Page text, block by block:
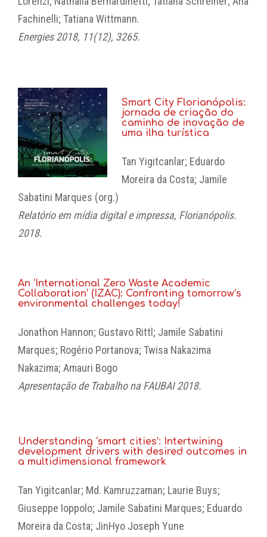
Fachinelli; Tatiana Wittmann.
Energies 2018, 11(12), 3265.
Smart City Florianópolis:
jornada de criação do
caminho de inovação de
uma ilha turística
Tan Yigitcanlar; Eduardo
Moreira da Costa; Jamile
Sabatini Marques (org.)
Relatório em mídia digital e impressa, Florianópolis.
2018.
An ‘International Zero Waste Academic
Collaboration’ (IZAC): Confronting tomorrow’s
environmental challenges today!
Jonathon Hannon; Gustavo Rittl; Jamile Sabatini
Marques; Rogério Portanova; Twisa Nakazima
Nakazima; Amauri Bogo
Apresentação de Trabalho na FAUBAI 2018.
Understanding ‘smart cities’: Intertwining
development drivers with desired outcomes in
a multidimensional framework
Tan Yigitcanlar; Md. Kamruzzaman; Laurie Buys;
Giuseppe Ioppolo; Jamile Sabatini Marques; Eduardo
Moreira da Costa; JinHyo Joseph Yune